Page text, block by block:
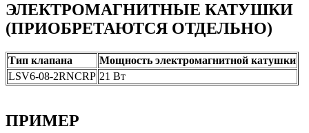
ЭЛЕКТРОМАГНИТНЫЕ КАТУШКИ
(ПРИОБРЕТАЮТСЯ ОТДЕЛЬНО)
Тип клапана
Мощность электромагнитной катушки
LSV6-08-2RNCRP 21 Вт
ПРИМЕР